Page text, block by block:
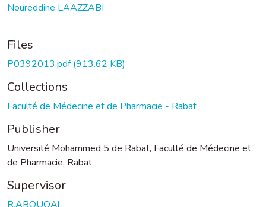
Noureddine LAAZZABI
Files
P0392013.pdf(913.62 KB)
Collections
Faculté de Médecine et de Pharmacie - Rabat
Publisher
Université Mohammed 5 de Rabat, Faculté de Médecine et
de Pharmacie, Rabat
Supervisor